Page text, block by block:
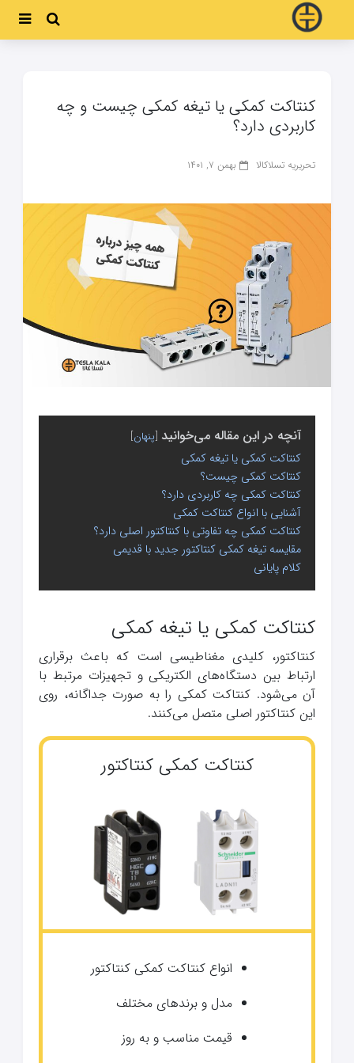
کنتاکت کمکی یا تیغه کمکی چیست و چه
کاربردی دارد؟
تحریریه تسلاکالا بهمن ۷, ۱۴۰۱
آنچه در این مقاله می‌خوانید پنهان
کنتاکت کمکی یا تیغه کمکی
کنتاکت کمکی چیست؟
کنتاکت کمکی چه کاربردی دارد؟
آشنایی با انواع کنتاکت کمکی
کنتاکت کمکی چه تفاوتی با کنتاکتور اصلی دارد؟
مقایسه تیغه کمکی کنتاکتور جدید با قدیمی
کلام پایانی
کنتاکت کمکی یا تیغه کمکی
کنتاکتور، کلیدی مغناطیسی است که باعث برقراری
ارتباط بین دستگاه‌های الکتریکی و تجهیزات مرتبط با
آن می‌شود. کنتاکت کمکی را به صورت جداگانه، روی
این کنتاکتور اصلی متصل می‌کنند.
کنتاکت کمکی کنتاکتور
انواع کنتاکت کمکی کنتاکتور
مدل و برندهای مختلف
قیمت مناسب و به روز